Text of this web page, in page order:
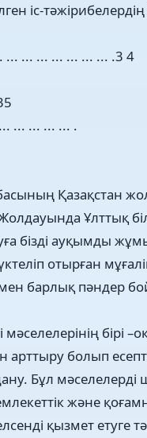
іс-
... ... ... ... ... ... .3 4
... ... ... ... .
Қазақстан
Ұлттық
бізді ауқымды
отырған
барлық пәндер
мәселелерінің
болып
Бұл
және
қызмет етуге